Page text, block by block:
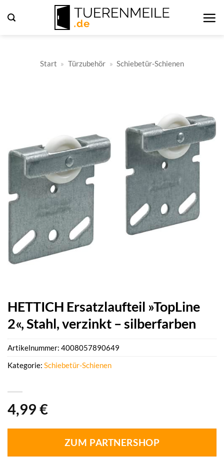
Inhalt
Start » Türzubehör » Schiebetür-Schienen
HETTICH Ersatzlaufteil »TopLine
2«, Stahl, verzinkt – silberfarben
4,99 €
ZUM PARTNERSHOP
Artikelnummer: 4008057890649
Kategorie: Schiebetür-Schienen